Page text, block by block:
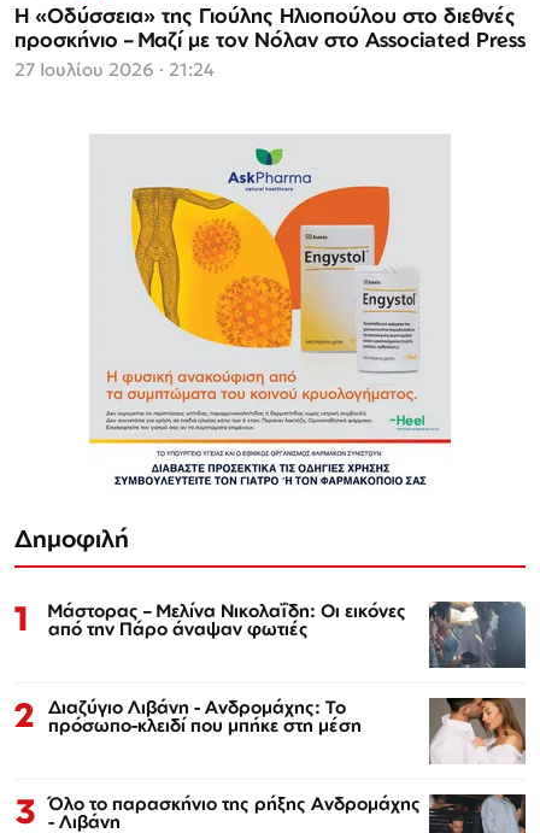
Η «Οδύσσεια» της Γιούλης Ηλιοπούλου στο διεθνές
προσκήνιο – Μαζί με τον Νόλαν στο Associated Press
27 Ιουλίου 2026 · 21:24
Δημοφιλή
1 Μάστορας – Μελίνα Νικολαΐδη: Οι εικόνες
από την Πάρο άναψαν φωτιές
2 Διαζύγιο Λιβάνη - Ανδρομάχης: Το
πρόσωπο-κλειδί που μπήκε στη μέση
3 Όλο το παρασκήνιο της ρήξης Ανδρομάχης
- Λιβάνη